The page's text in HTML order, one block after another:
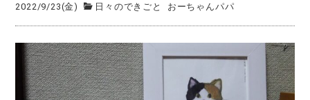
2022/9/23(金) 日々のできごと おーちゃんパパ